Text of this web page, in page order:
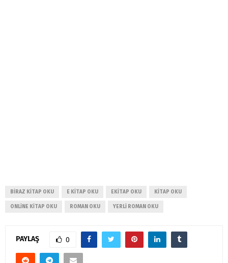
BIRAZ KITAP OKU E KITAP OKU EKITAP OKU KITAP OKU
ONLINE KITAP OKU ROMAN OKU YERLI ROMAN OKU
PAYLAŞ 0